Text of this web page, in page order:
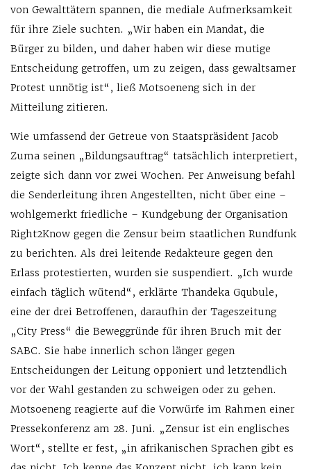
von Gewalttätern spannen, die mediale Aufmerksamkeit
für ihre Ziele suchten. „Wir haben ein Mandat, die
Bürger zu bilden, und daher haben wir diese mutige
Entscheidung getroffen, um zu zeigen, dass gewaltsamer
Protest unnötig ist“, ließ Motsoeneng sich in der
Mitteilung zitieren.
Wie umfassend der Getreue von Staatspräsident Jacob
Zuma seinen „Bildungsauftrag“ tatsächlich interpretiert,
zeigte sich dann vor zwei Wochen. Per Anweisung befahl
die Senderleitung ihren Angestellten, nicht über eine –
wohlgemerkt friedliche – Kundgebung der Organisation
Right2Know gegen die Zensur beim staatlichen Rundfunk
zu berichten. Als drei leitende Redakteure gegen den
Erlass protestierten, wurden sie suspendiert. „Ich wurde
einfach täglich wütend“, erklärte Thandeka Gqubule,
eine der drei Betroffenen, daraufhin der Tageszeitung
„City Press“ die Beweggründe für ihren Bruch mit der
SABC. Sie habe innerlich schon länger gegen
Entscheidungen der Leitung opponiert und letztendlich
vor der Wahl gestanden zu schweigen oder zu gehen.
Motsoeneng reagierte auf die Vorwürfe im Rahmen einer
Pressekonferenz am 28. Juni. „Zensur ist ein englisches
Wort“, stellte er fest, „in afrikanischen Sprachen gibt es